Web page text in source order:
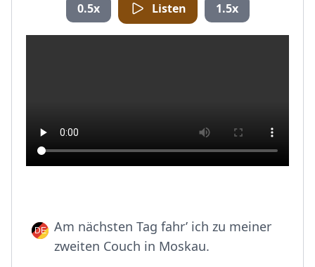
0.5x Listen 1.5x
Am nächsten Tag fahr’ ich zu meiner
zweiten Couch in Moskau.